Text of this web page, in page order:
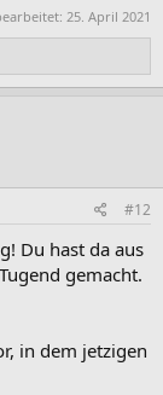
25. April 2021
#12
Du hast da aus
gemacht.
in dem jetzigen